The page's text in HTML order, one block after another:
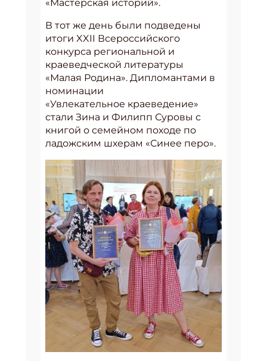
«Мастерская историй».
В тот же день были подведены
итоги XXII Всероссийского
конкурса региональной и
краеведческой литературы
«Малая Родина». Дипломантами в
номинации
«Увлекательное краеведение»
стали Зина и Филипп Суровы с
книгой о семейном походе по
ладожским шхерам «Синее перо».